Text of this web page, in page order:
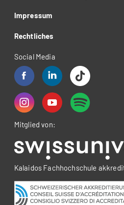
Impressum
Rechtliches
Social Media
Mitglied von:
Kalaidos Fachhochschule